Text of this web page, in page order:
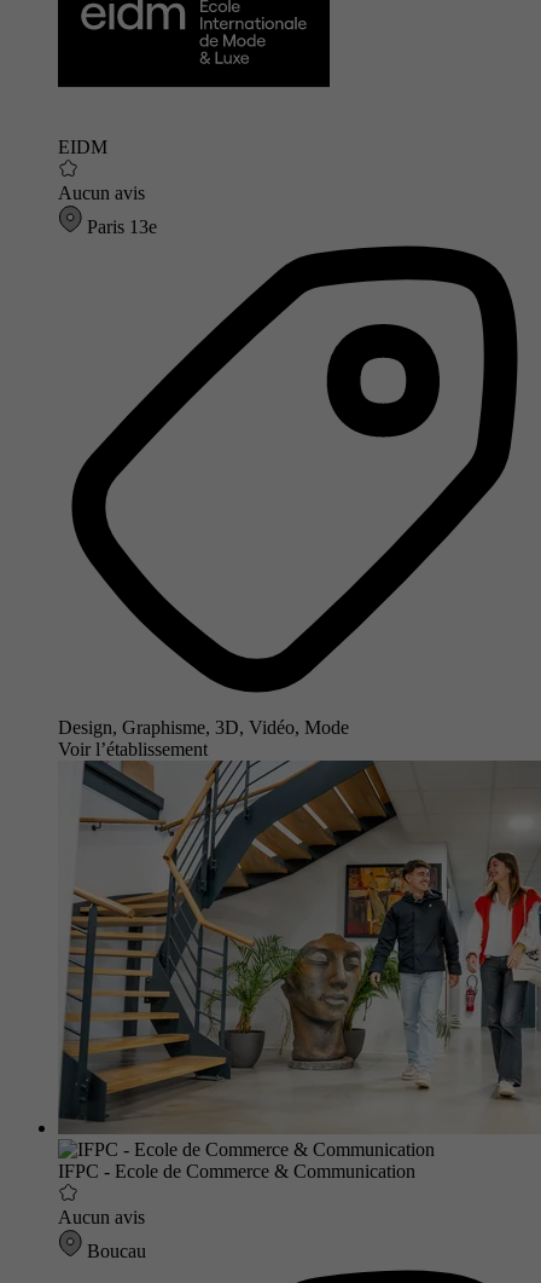
EIDM
Aucun avis
Paris 13e
Design, Graphisme, 3D, Vidéo, Mode
Voir l’établissement
IFPC - Ecole de Commerce & Communication
Aucun avis
Boucau